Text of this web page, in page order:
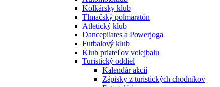
Kolkársky klub
Tlmačský polmaratón
Atletický klub
Dancepilates a Powerjoga
Futbalový klub
Klub priateľov volejbalu
Turistický oddiel
Kalendár akcií
Zápisky z turistických chodníkov